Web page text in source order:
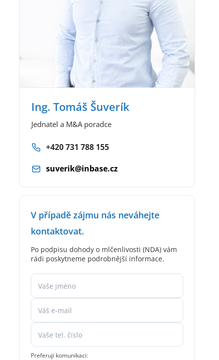
Ing. Tomáš Šuverík
Jednatel a M&A poradce
+420 731 788 155
suverik@inbase.cz
V případě zájmu nás neváhejte
kontaktovat.
Po podpisu dohody o mlčenlivosti (NDA) vám
rádi poskytneme podrobnější informace.
Preferuji komunikaci: